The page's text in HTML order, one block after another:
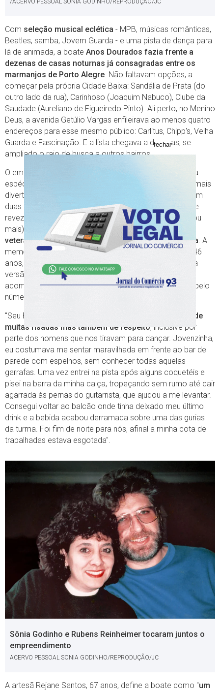
/ACERVO PESSOAL SONIA GODINHO/REPRODUÇÃO/JC
Com seleção musical eclética - MPB, músicas românticas,
Beatles, samba, Jovem Guarda - e uma pista de dança para
lá de animada, a boate Anos Dourados fazia frente a
dezenas de casas noturnas já consagradas entre os
marmanjos de Porto Alegre. Não faltavam opções, a
começar pela própria Cidade Baixa: Sandália de Prata (do
outro lado da rua), Carinhoso (Joaquim Nabuco), Clube da
Saudade (Aureliano de Figueiredo Pinto). Ali perto, no Menino
Deus, a avenida Getúlio Vargas enfileirava ao menos quatro
endereços para esse mesmo público: Carlitus, Chipp's, Velha
Guarda e Fascinação. E a lista chegava a dezenas, se
ampliado o raio de busca a outros bairros.
O empreendimento de Rubens Reinheimer oferecia uma
espécie de denominador comum entre o que havia de mais
divertido nesse roteiro. Intercalando som mecânico com
duas bandas fixas (Anos Dourados e Caça-Níqueis) a se
revezarem de terça a sábado na faixa entre 22h e 5h (ou
mais), a casa também oferecia
um apelo irresistível a
veteranos e recém-picados pelo mosquito da boemia. A
memória afetiva da auxiliar de farmácia Karen Freitas, 46
anos, tem mesa reservada para uma época na qual sua
versão adolescente e então moradora da Zona Norte
acompanhava mãe, tia e amigas em incursões hilárias pelo
número 904 da José do Patrocínio:
"Seu Rubens estava sempre faceiro,
em um ambiente de
muitas risadas mas também de respeito, inclusive por
parte dos homens que nos tiravam para dançar. Jovenzinha,
eu costumava me sentar maravilhada em frente ao bar de
parede com espelhos, sem conhecer todas aquelas
garrafas. Uma vez entrei na pista após alguns coquetéis e
pisei na barra da minha calça, tropeçando sem rumo até cair
agarrada às pernas do guitarrista, que ajudou a me levantar.
Consegui voltar ao balcão onde tinha deixado meu último
drink e a bebida acabou derramada sobre uma das gurias
da turma. Foi fim de noite para nós, afinal a minha cota de
trapalhadas estava esgotada".
Sônia Godinho e Rubens Reinheimer tocaram juntos o
empreendimento
ACERVO PESSOAL SONIA GODINHO/REPRODUÇÃO/JC
A artesã Rejane Santos, 67 anos, define a boate como "um
fechar